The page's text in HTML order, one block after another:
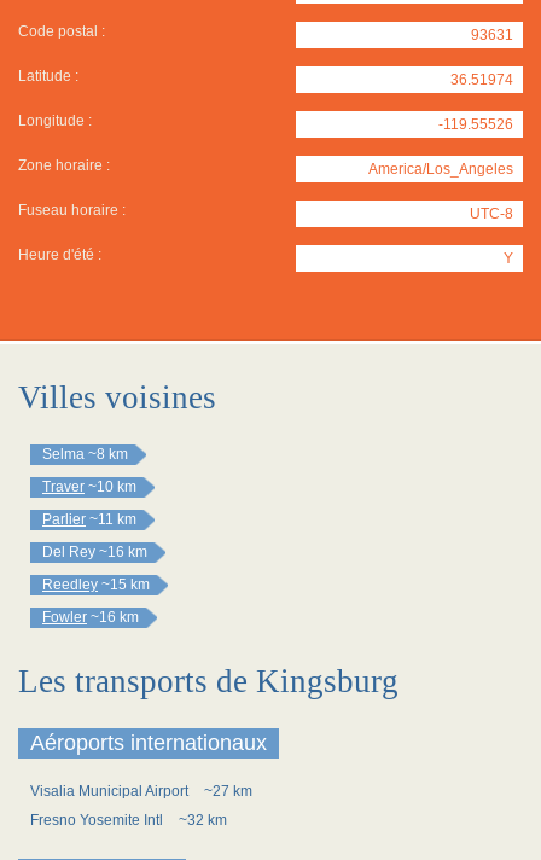
Code postal : 93631
Latitude : 36.51974
Longitude : -119.55526
Zone horaire : America/Los_Angeles
Fuseau horaire : UTC-8
Heure d'été : Y
Villes voisines
Selma ~8 km
Traver ~10 km
Parlier ~11 km
Del Rey ~16 km
Reedley ~15 km
Fowler ~16 km
Les transports de Kingsburg
Aéroports internationaux
Visalia Municipal Airport
~27 km
Fresno Yosemite Intl
~32 km